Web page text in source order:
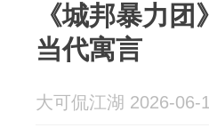
《城邦暴力
当代寓言
大可侃江湖 2026-06-